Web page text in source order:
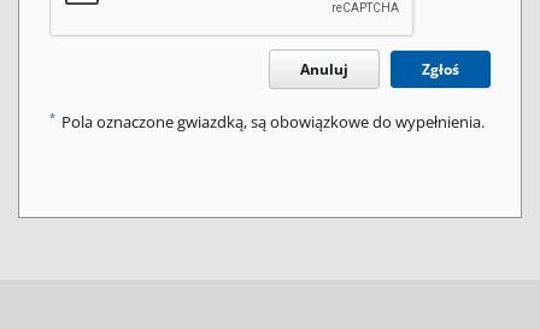
Anuluj Zgłoś
* Pola oznaczone gwiazdką, są obowiązkowe do wypełnienia.